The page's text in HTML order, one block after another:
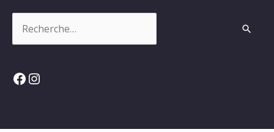
Facebook
Instagram